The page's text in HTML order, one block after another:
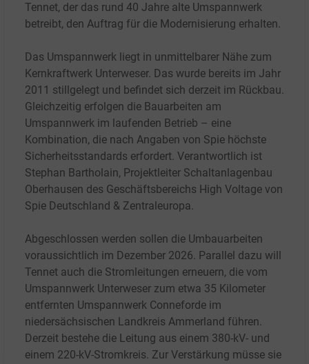
Tennet, der das rund 40 Jahre alte Umspannwerk
betreibt, den Auftrag für die Modernisierung erhalten.
Das Umspannwerk liegt in unmittelbarer Nähe zum
Kernkraftwerk Unterweser. Das wurde bereits im Jahr
2011 stillgelegt und befindet sich derzeit im Rückbau.
Gleichzeitig erfolgen die Bauarbeiten am
Umspannwerk im laufenden Betrieb – eine
Kombination, die nach Angaben von Spie höchste
Sicherheitsstandards erfordert. Verantwortlich ist
Stephan Bartholain, Projektleiter Schaltanlagenbau
Oberhausen des Geschäftsbereichs High Voltage von
Spie Deutschland & Zentraleuropa.
Abgeschlossen werden sollen die Umbauarbeiten
voraussichtlich im Dezember 2026. Parallel dazu will
Tennet auch die Stromleitungen erneuern, die vom
Umspannwerk Unterweser zum etwa 35 Kilometer
entfernten Umspannwerk Conneforde im
niedersächsischen Landkreis Ammerland führen.
Derzeit bestehe die Leitung aus einem 380-kV- und
einem 220-kV-Stromkreis. Zur Verstärkung müsse sie